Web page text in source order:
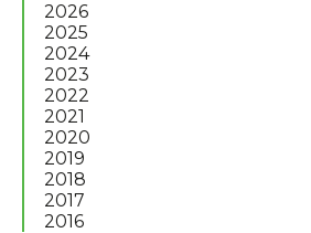
2026
2025
2024
2023
2022
2021
2020
2019
2018
2017
2016